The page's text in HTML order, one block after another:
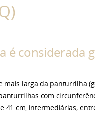
é considerada
larga da panturrilha
com
cm, intermediárias;